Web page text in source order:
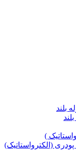
بلند
)
(الکترواستاتیک)